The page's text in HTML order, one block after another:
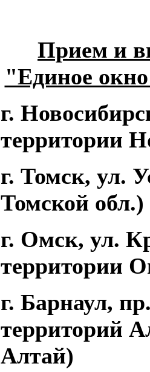
Прием и
"Единое
г.
территории
г. Томск, ул.
Томской обл.)
г. Омск, ул.
территории
г. Барнаул,
территорий
Алтай)